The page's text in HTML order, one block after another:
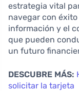
estrategia vital
navegar con
información y el
que pueden
un futuro
DESCUBRE MÁS:
solicitar la tarjeta